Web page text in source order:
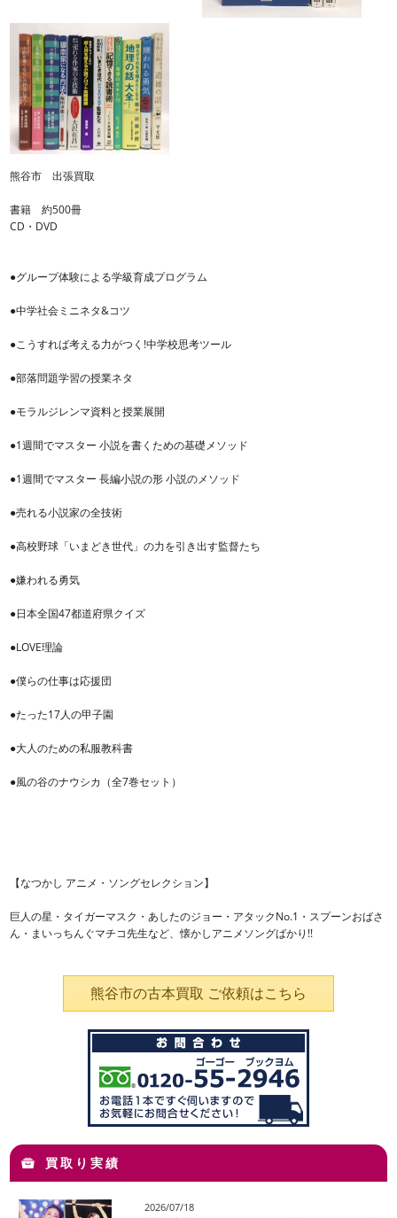
熊谷市 出張買取
書籍 約500冊
CD・DVD
●グループ体験による学級育成プログラム
●中学社会ミニネタ&コツ
●こうすれば考える力がつく!中学校思考ツール
●部落問題学習の授業ネタ
●モラルジレンマ資料と授業展開
●1週間でマスター 小説を書くための基礎メソッド
●1週間でマスター 長編小説の形 小説のメソッド
●売れる小説家の全技術
●高校野球「いまどき世代」の力を引き出す監督たち
●嫌われる勇気
●日本全国47都道府県クイズ
●LOVE理論
●僕らの仕事は応援団
●たった17人の甲子園
●大人のための私服教科書
●風の谷のナウシカ（全7巻セット）
【なつかし アニメ・ソングセレクション】
巨人の星・タイガーマスク・あしたのジョー・アタックNo.1・スプーンおばさ
ん・まいっちんぐマチコ先生など、懐かしアニメソングばかり!!
熊谷市の古本買取 ご依頼はこちら
買取り実績
2026/07/18